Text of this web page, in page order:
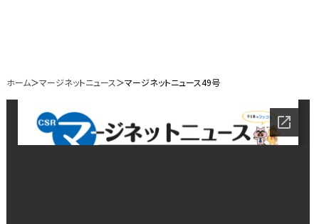
ホーム＞マージネットニュース＞マージネットニュース49号